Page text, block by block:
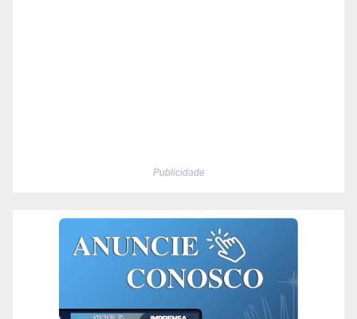
Publicidade